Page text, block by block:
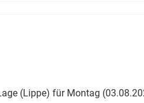
(Lippe) für Montag